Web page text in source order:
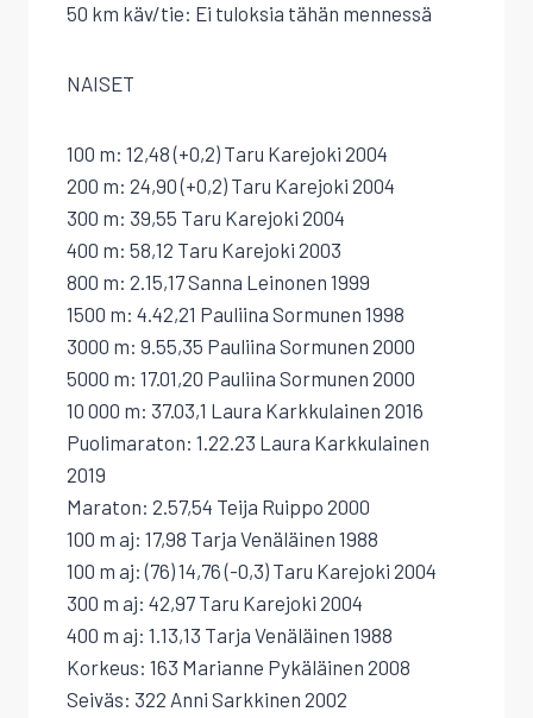
50 km käv/tie: Ei tuloksia tähän mennessä
NAISET
100 m: 12,48 (+0,2) Taru Karejoki 2004
200 m: 24,90 (+0,2) Taru Karejoki 2004
300 m: 39,55 Taru Karejoki 2004
400 m: 58,12 Taru Karejoki 2003
800 m: 2.15,17 Sanna Leinonen 1999
1500 m: 4.42,21 Pauliina Sormunen 1998
3000 m: 9.55,35 Pauliina Sormunen 2000
5000 m: 17.01,20 Pauliina Sormunen 2000
10 000 m: 37.03,1 Laura Karkkulainen 2016
Puolimaraton: 1.22.23 Laura Karkkulainen
2019
Maraton: 2.57,54 Teija Ruippo 2000
100 m aj: 17,98 Tarja Venäläinen 1988
100 m aj: (76) 14,76 (-0,3) Taru Karejoki 2004
300 m aj: 42,97 Taru Karejoki 2004
400 m aj: 1.13,13 Tarja Venäläinen 1988
Korkeus: 163 Marianne Pykäläinen 2008
Seiväs: 322 Anni Sarkkinen 2002